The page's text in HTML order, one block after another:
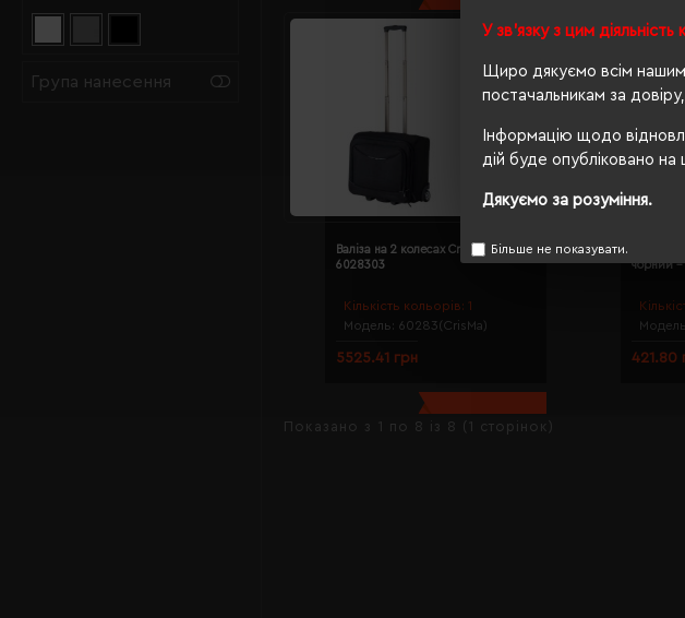
У зв'язку з цим
Щиро дякуємо всім
постачальникам за
Інформацію щодо
дій буде опубліковано
Дякуємо за розуміння.
Більше не показувати.
Група нанесення
Кількість кольорів: 1
Модель: 60283(CrisMa)
Валіза на 2 колесах CrisMa чорний -
6028303
5525.41 грн
Модель:
чорний -
421.80
Показано з 1 по 8 із 8 (1 сторінок)